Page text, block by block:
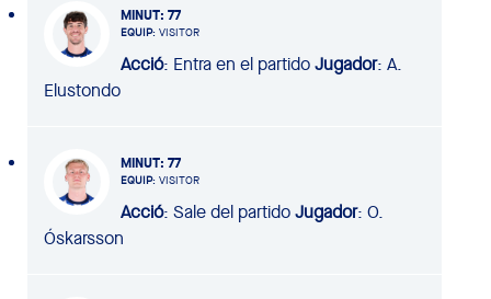
MINUT: 77
EQUIP: VISITOR
Acció: Entra en el partidoJugador: A.
Elustondo
MINUT: 77
EQUIP: VISITOR
Acció: Sale del partidoJugador: O.
Óskarsson